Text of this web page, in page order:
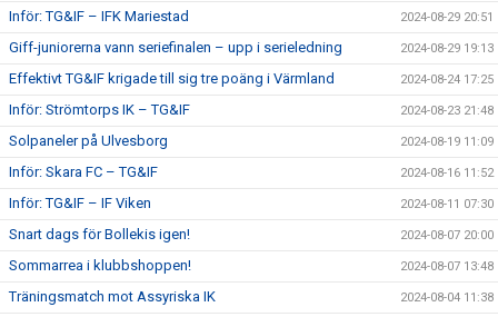
Inför: TG&IF – IFK Mariestad 2024-08-29 20:51
Giff-juniorerna vann seriefinalen – upp i serieledning 2024-08-29 19:13
Effektivt TG&IF krigade till sig tre poäng i Värmland 2024-08-24 17:25
Inför: Strömtorps IK – TG&IF 2024-08-23 21:48
Solpaneler på Ulvesborg 2024-08-19 11:09
Inför: Skara FC – TG&IF 2024-08-16 11:52
Inför: TG&IF – IF Viken 2024-08-11 07:30
Snart dags för Bollekis igen! 2024-08-07 20:00
Sommarrea i klubbshoppen! 2024-08-07 13:48
Träningsmatch mot Assyriska IK 2024-08-04 11:38